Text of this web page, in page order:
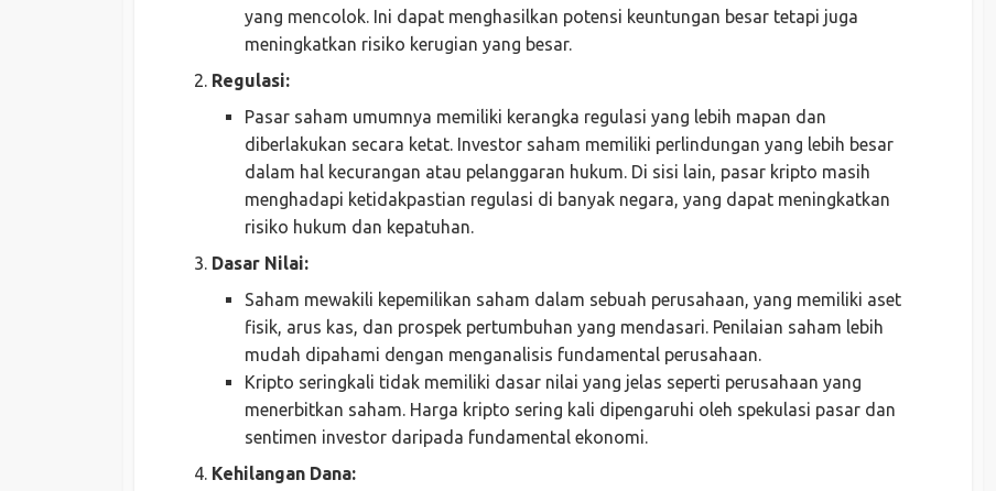
yang mencolok. Ini dapat menghasilkan potensi keuntungan besar tetapi juga
meningkatkan risiko kerugian yang besar.
Regulasi:
Pasar saham umumnya memiliki kerangka regulasi yang lebih mapan dan
diberlakukan secara ketat. Investor saham memiliki perlindungan yang lebih besar
dalam hal kecurangan atau pelanggaran hukum. Di sisi lain, pasar kripto masih
menghadapi ketidakpastian regulasi di banyak negara, yang dapat meningkatkan
risiko hukum dan kepatuhan.
Dasar Nilai:
Saham mewakili kepemilikan saham dalam sebuah perusahaan, yang memiliki aset
fisik, arus kas, dan prospek pertumbuhan yang mendasari. Penilaian saham lebih
mudah dipahami dengan menganalisis fundamental perusahaan.
Kripto seringkali tidak memiliki dasar nilai yang jelas seperti perusahaan yang
menerbitkan saham. Harga kripto sering kali dipengaruhi oleh spekulasi pasar dan
sentimen investor daripada fundamental ekonomi.
Kehilangan Dana: